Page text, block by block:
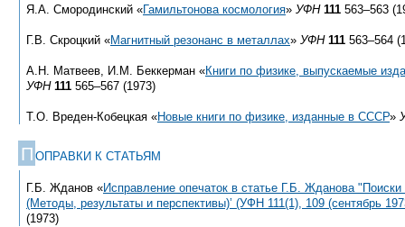
Я.А. Смородинский «Гамильтонова космология» УФН 111 563–563
Г.В. Скроцкий «Магнитный резонанс в металлах» УФН 111 563–564
А.Н. Матвеев, И.М. Беккерман «Книги по физике, выпускаемые
УФН 111 565–567 (1973)
Т.О. Вреден-Кобецкая «Новые книги по физике, изданные в СССР»
П ОПРАВКИ К СТАТЬЯМ
Г.Б. Жданов «Исправление опечаток в статье Г.Б. Жданова
(Методы, результаты и перспективы)’ (УФН 111(1), 109 (сентябрь
(1973)